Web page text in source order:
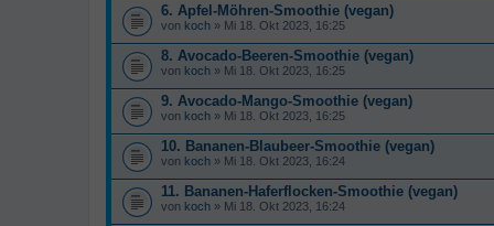
6. Apfel-Möhren-Smoothie (vegan)
von koch » Mi 18. Okt 2023, 16:25
8. Avocado-Beeren-Smoothie (vegan)
von koch » Mi 18. Okt 2023, 16:25
9. Avocado-Mango-Smoothie (vegan)
von koch » Mi 18. Okt 2023, 16:25
10. Bananen-Blaubeer-Smoothie (vegan)
von koch » Mi 18. Okt 2023, 16:24
11. Bananen-Haferflocken-Smoothie (vegan)
von koch » Mi 18. Okt 2023, 16:24